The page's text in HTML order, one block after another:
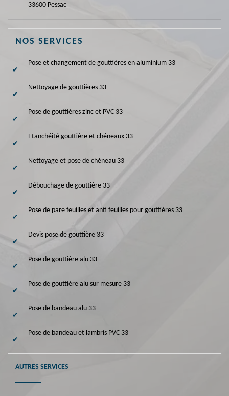
33600 Pessac
NOS SERVICES
Pose et changement de gouttières en aluminium 33
Nettoyage de gouttières 33
Pose de gouttières zinc et PVC 33
Etanchéité gouttière et chéneaux 33
Nettoyage et pose de chéneau 33
Débouchage de gouttière 33
Pose de pare feuilles et anti feuilles pour gouttières 33
Devis pose de gouttière 33
Pose de gouttière alu 33
Pose de gouttière alu sur mesure 33
Pose de bandeau alu 33
Pose de bandeau et lambris PVC 33
AUTRES SERVICES